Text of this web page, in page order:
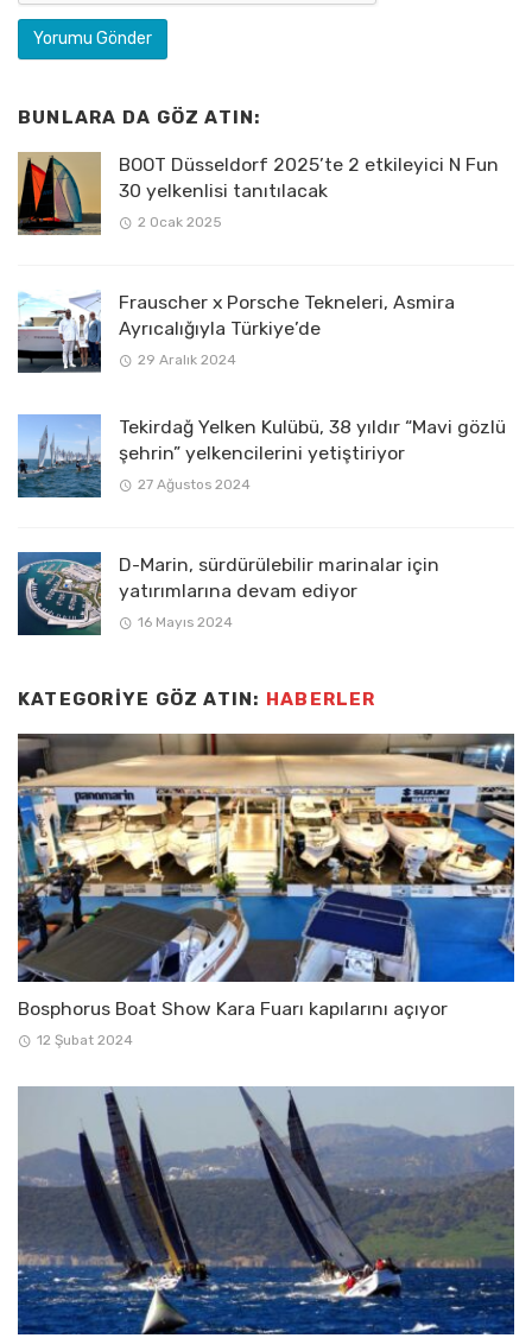
BUNLARA DA GÖZ ATIN:
BOOT Düsseldorf 2025’te 2 etkileyici N Fun
30 yelkenlisi tanıtılacak
2 Ocak 2025
Frauscher x Porsche Tekneleri, Asmira
Ayrıcalığıyla Türkiye’de
29 Aralık 2024
Tekirdağ Yelken Kulübü, 38 yıldır “Mavi gözlü
şehrin” yelkencilerini yetiştiriyor
27 Ağustos 2024
D-Marin, sürdürülebilir marinalar için
yatırımlarına devam ediyor
16 Mayıs 2024
KATEGORIYE GÖZ ATIN: HABERLER
Bosphorus Boat Show Kara Fuarı kapılarını açıyor
12 Şubat 2024